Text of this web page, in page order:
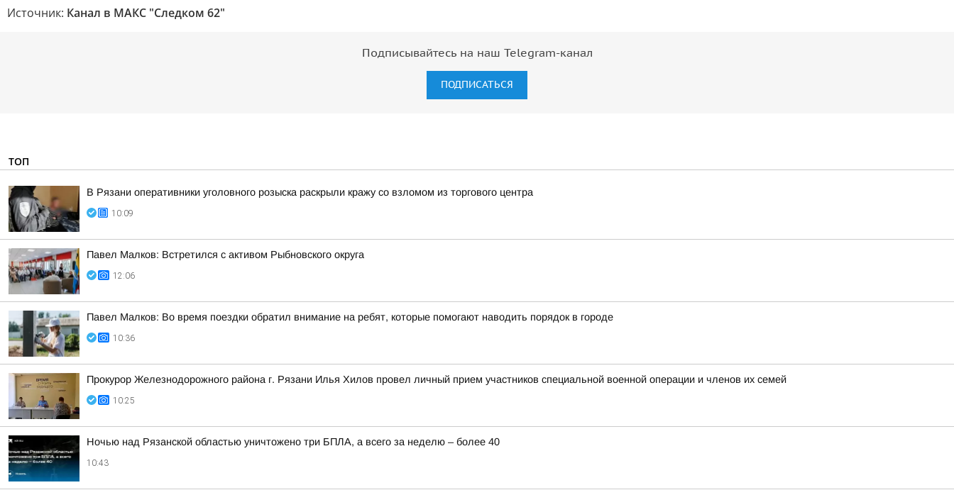
Источник: Канал в МАКС "Следком 62"
Подписывайтесь на наш Telegram-канал
ПОДПИСАТЬСЯ
ТОП
В Рязани оперативники уголовного розыска раскрыли кражу со взломом из торгового центра
10:09
Павел Малков: Встретился с активом Рыбновского округа
12:06
Павел Малков: Во время поездки обратил внимание на ребят, которые помогают наводить порядок в городе
10:36
Прокурор Железнодорожного района г. Рязани Илья Хилов провел личный прием участников специальной военной операции и членов их семей
10:25
Ночью над Рязанской областью уничтожено три БПЛА, а всего за неделю – более 40
10:43